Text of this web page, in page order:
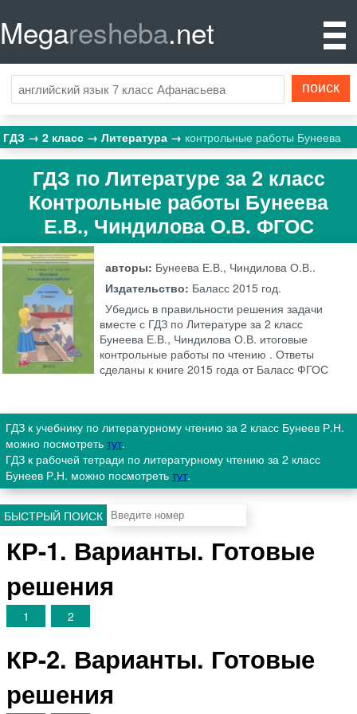
Megaresheba.net
ГДЗ 2 класс Литература контрольные работы Бунеева
ГДЗ по Литературе за 2 класс
Контрольные работы Бунеева
Е.В., Чиндилова О.В. ФГОС
авторы: Бунеева Е.В., Чиндилова О.В..
Издательство: Баласс 2015 год.
Убедись в правильности решения задачи
вместе с ГДЗ по Литературе за 2 класс
Бунеева Е.В., Чиндилова О.В. итоговые
контрольные работы по чтению . Ответы
сделаны к книге 2015 года от Баласс ФГОС
ГДЗ к учебнику по литературному чтению за 2 класс Бунеев Р.Н.
можно посмотреть тут.
ГДЗ к рабочей тетради по литературному чтению за 2 класс
Бунеев Р.Н. можно посмотреть тут.
БЫСТРЫЙ ПОИСК
КР-1. Варианты. Готовые
решения
1 2
КР-2. Варианты. Готовые
решения